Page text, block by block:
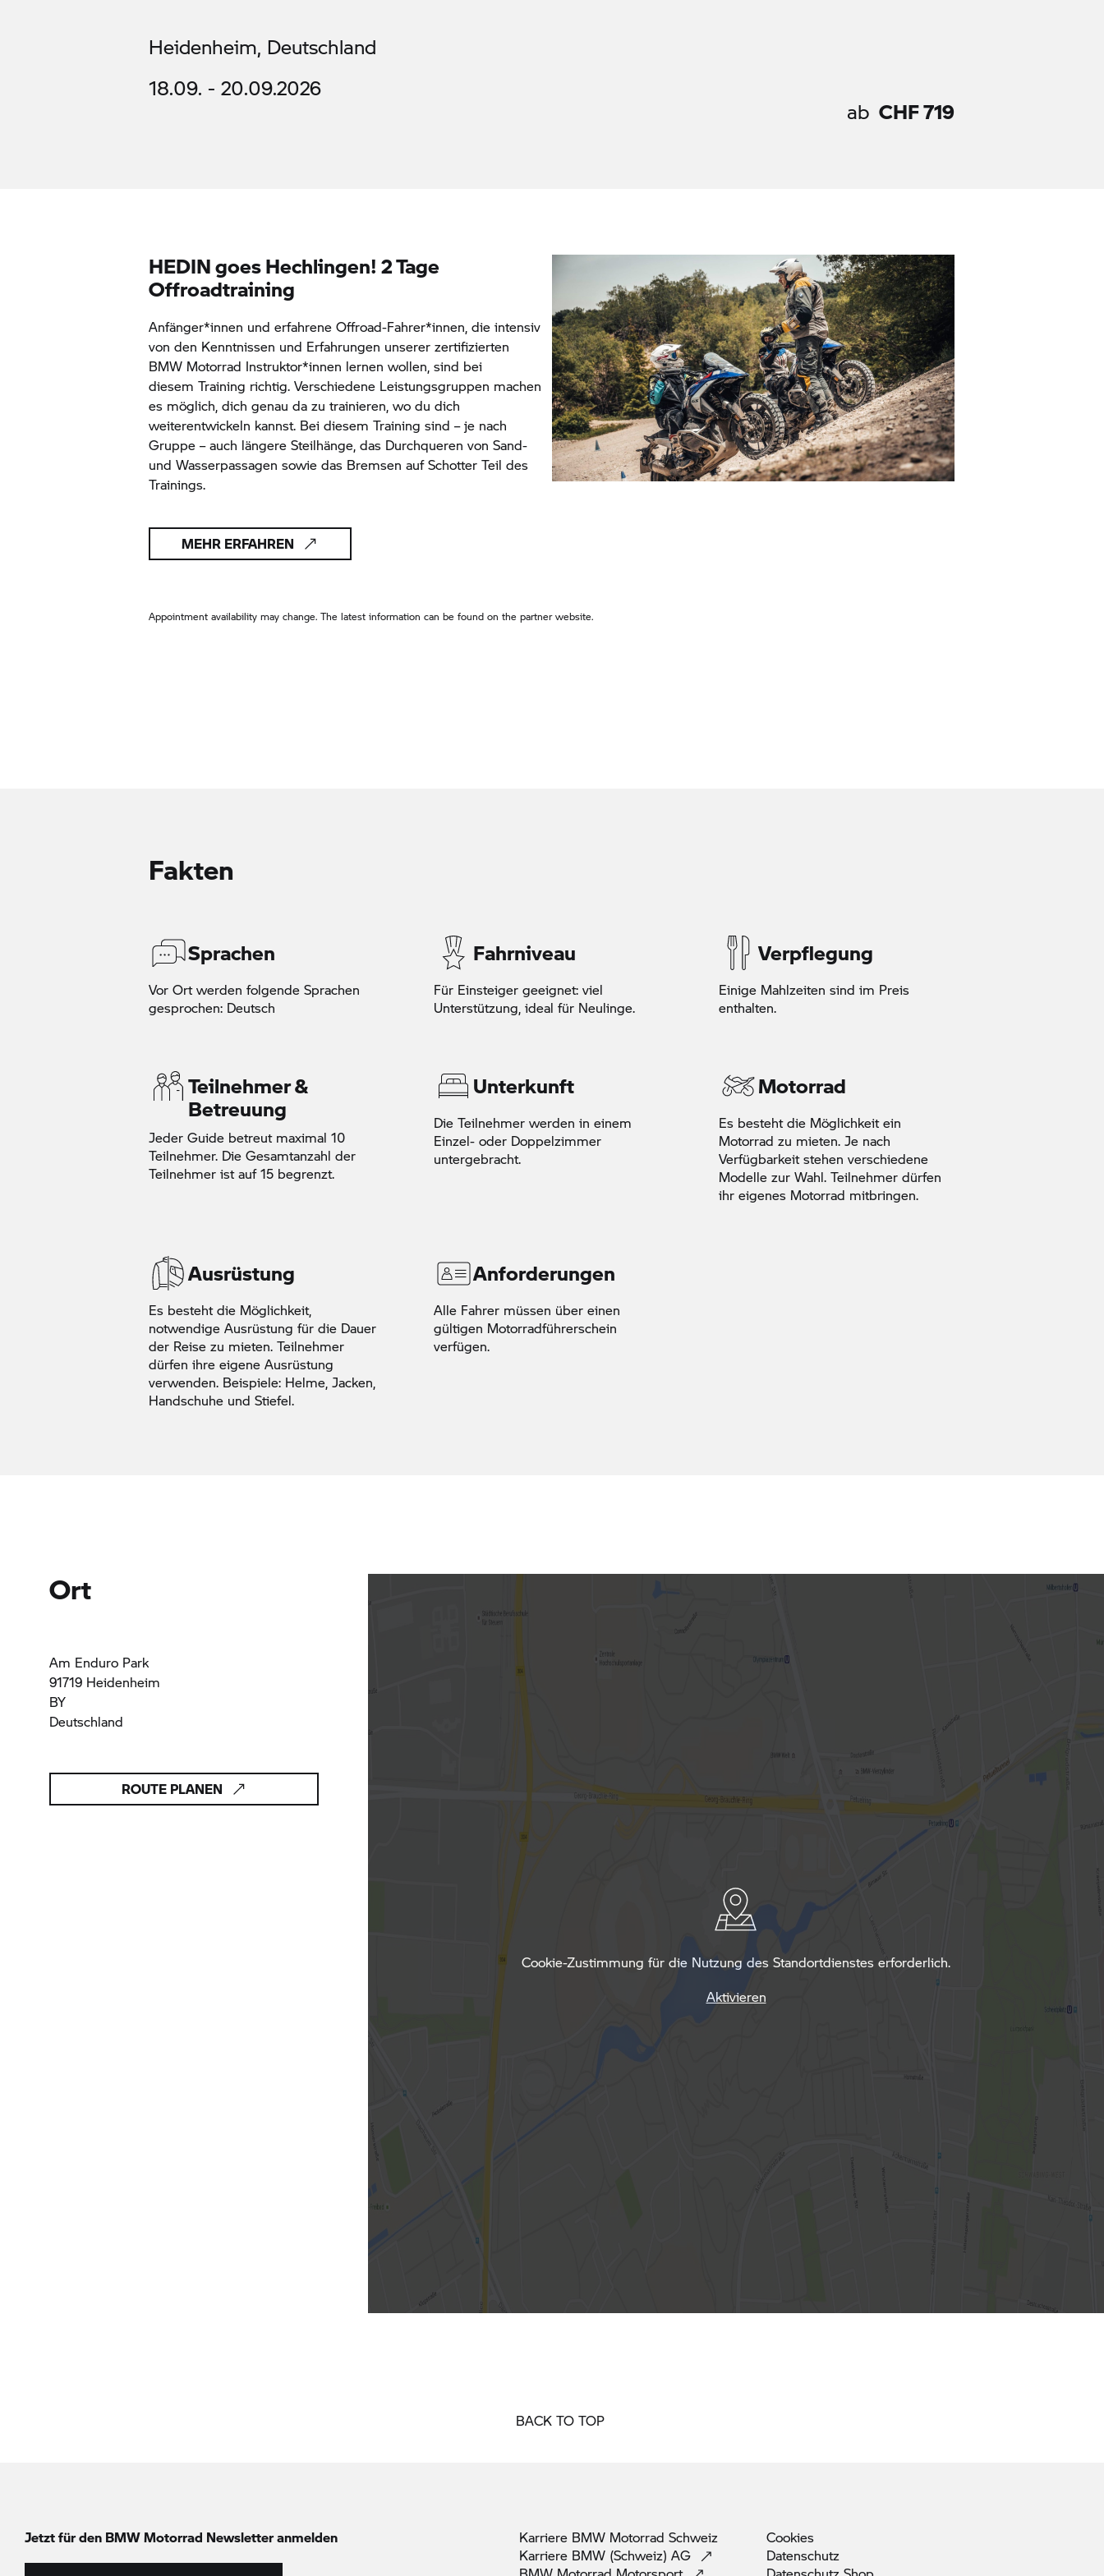
Heidenheim, Deutschland
18.09. - 20.09.2026
ab CHF 719
HEDIN goes Hechlingen! 2 Tage
Offroadtraining
Anfänger*innen und erfahrene Offroad-Fahrer*innen, die intensiv
von den Kenntnissen und Erfahrungen unserer zertifizierten
BMW Motorrad Instruktor*innen lernen wollen, sind bei
diesem Training richtig. Verschiedene Leistungsgruppen machen
es möglich, dich genau da zu trainieren, wo du dich
weiterentwickeln kannst. Bei diesem Training sind – je nach
Gruppe – auch längere Steilhänge, das Durchqueren von Sand-
und Wasserpassagen sowie das Bremsen auf Schotter Teil des
Trainings.
MEHR ERFAHREN
Appointment availability may change. The latest information can be found on the partner website.
Fakten
Sprachen
Vor Ort werden folgende Sprachen
gesprochen: Deutsch
Fahrniveau
Für Einsteiger geeignet: viel
Unterstützung, ideal für Neulinge.
Verpflegung
Einige Mahlzeiten sind im Preis
enthalten.
Teilnehmer &
Betreuung
Jeder Guide betreut maximal 10
Teilnehmer. Die Gesamtanzahl der
Teilnehmer ist auf 15 begrenzt.
Unterkunft
Die Teilnehmer werden in einem
Einzel- oder Doppelzimmer
untergebracht.
Motorrad
Es besteht die Möglichkeit ein
Motorrad zu mieten. Je nach
Verfügbarkeit stehen verschiedene
Modelle zur Wahl. Teilnehmer dürfen
ihr eigenes Motorrad mitbringen.
Ausrüstung
Es besteht die Möglichkeit,
notwendige Ausrüstung für die Dauer
der Reise zu mieten. Teilnehmer
dürfen ihre eigene Ausrüstung
verwenden. Beispiele: Helme, Jacken,
Handschuhe und Stiefel.
Anforderungen
Alle Fahrer müssen über einen
gültigen Motorradführerschein
verfügen.
Ort
Am Enduro Park
91719 Heidenheim
BY
Deutschland
ROUTE PLANEN
Cookie-Zustimmung für die Nutzung des Standortdienstes erforderlich.
Aktivieren
BACK TO TOP
Jetzt für den BMW Motorrad Newsletter anmelden Karriere BMW Motorrad Schweiz
Karriere BMW (Schweiz) AG
Cookies
Datenschutz